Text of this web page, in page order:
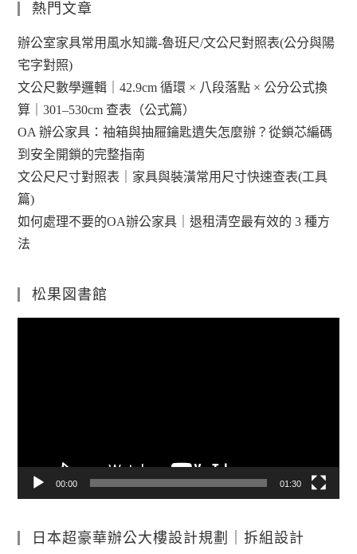
熱門文章
辦公室家具常用風水知識-魯班尺/文公尺對照表(公分與陽
宅字對照)
文公尺數學邏輯｜42.9cm 循環 × 八段落點 × 公分公式換
算｜301–530cm 查表（公式篇）
OA 辦公家具：袖箱與抽屜鑰匙遺失怎麼辦？從鎖芯編碼
到安全開鎖的完整指南
文公尺尺寸對照表｜家具與裝潢常用尺寸快速查表(工具
篇)
如何處理不要的OA辦公家具｜退租清空最有效的 3 種方
法
松果図書館
00:00 01:30
日本超豪華辦公大樓設計規劃｜拆組設計